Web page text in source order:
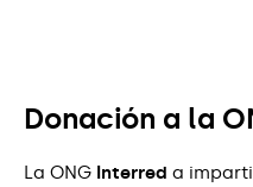
Donación a la
La ONG Interred a